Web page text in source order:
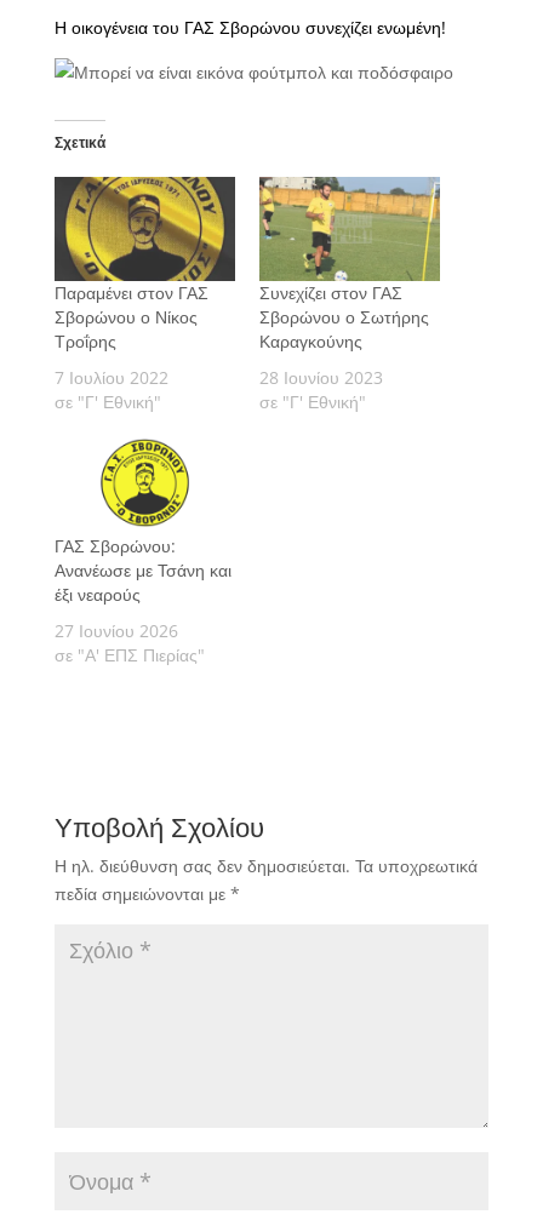
Η οικογένεια του ΓΑΣ Σβορώνου συνεχίζει ενωμένη!
Σχετικά
Παραμένει στον ΓΑΣ
Σβορώνου ο Νίκος
Τροΐρης
7 Ιουλίου 2022
σε "Γ' Εθνική"
Συνεχίζει στον ΓΑΣ
Σβορώνου ο Σωτήρης
Καραγκούνης
28 Ιουνίου 2023
σε "Γ' Εθνική"
ΓΑΣ Σβορώνου:
Ανανέωσε με Τσάνη και
έξι νεαρούς
27 Ιουνίου 2026
σε "Α' ΕΠΣ Πιερίας"
Υποβολή Σχολίου
Η ηλ. διεύθυνση σας δεν δημοσιεύεται. Τα υποχρεωτικά
πεδία σημειώνονται με *